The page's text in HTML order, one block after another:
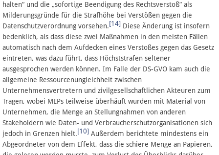
halten“ und die „sofortige Beendigung des Rechtsverstoß“ als
Milderungsgründe für die Strafhöhe bei Verstößen gegen die
Datenschutzverordnung vorsehen.[14] Diese Änderung ist insofern
bedenklich, als dass diese zwei Maßnahmen in den meisten Fällen
automatisch nach dem Aufdecken eines Verstoßes gegen das Gesetz
eintreten, was dazu führt, dass Höchststrafen seltener
ausgesprochen werden können. Im Falle der DS-GVO kam auch die
allgemeine Ressourcenungleichheit zwischen
Unternehmensvertretern und zivilgesellschaftlichen Akteuren zum
Tragen, wobei MEPs teilweise überhäuft wurden mit Material von
Unternehmen, die Menge an Stellungnahmen von anderen
Stakeholdern wie Daten- und Verbraucherschutzorganisationen sich
jedoch in Grenzen hielt.[10] Außerdem berichtete mindestens ein
Abgeordneter von dem Effekt, dass die schiere Menge an Papieren,